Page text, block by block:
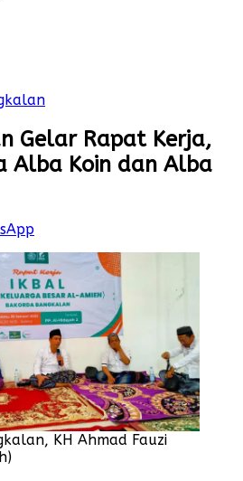
Gelar Rapat Kerja,
Alba Koin dan Alba
KH Ahmad Fauzi